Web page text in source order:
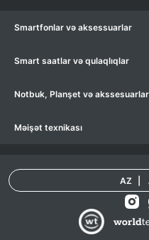
Smartfonlar və aksessuarlar
Smart saatlar və qulaqlıqlar
Notbuk, Planşet və
Məişət texnikası
AZ